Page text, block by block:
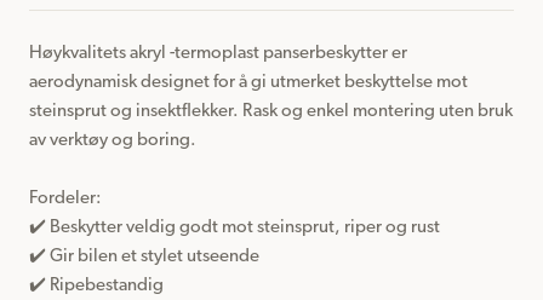
Høykvalitets akryl -termoplast panserbeskytter er
aerodynamisk designet for å gi utmerket beskyttelse mot
steinsprut og insektflekker. Rask og enkel montering uten bruk
av verktøy og boring.
Fordeler:
✔️ Beskytter veldig godt mot steinsprut, riper og rust
✔️ Gir bilen et stylet utseende
✔️ Ripebestandig